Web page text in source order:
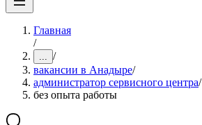
Главная
/
... /
вакансии в Анадыре/
администратор сервисного центра/
без опыта работы